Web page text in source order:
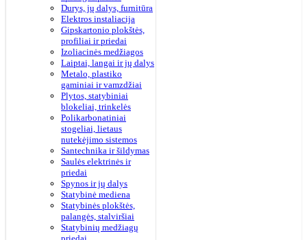
Durys, jų dalys, furnitūra
Elektros instaliacija
Gipskartonio plokštės,
profiliai ir priedai
Izoliacinės medžiagos
Laiptai, langai ir jų dalys
Metalo, plastiko
gaminiai ir vamzdžiai
Plytos, statybiniai
blokeliai, trinkelės
Polikarbonatiniai
stogeliai, lietaus
nutekėjimo sistemos
Santechnika ir šildymas
Saulės elektrinės ir
priedai
Spynos ir jų dalys
Statybinė mediena
Statybinės plokštės,
palangės, stalviršiai
Statybinių medžiagų